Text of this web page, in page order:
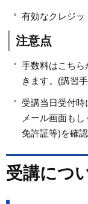
有効なクレジッ
注意点
手数料はこち
きます。(講習
受講当日受付時
メール画面もし
免許証等)を確
受講につ